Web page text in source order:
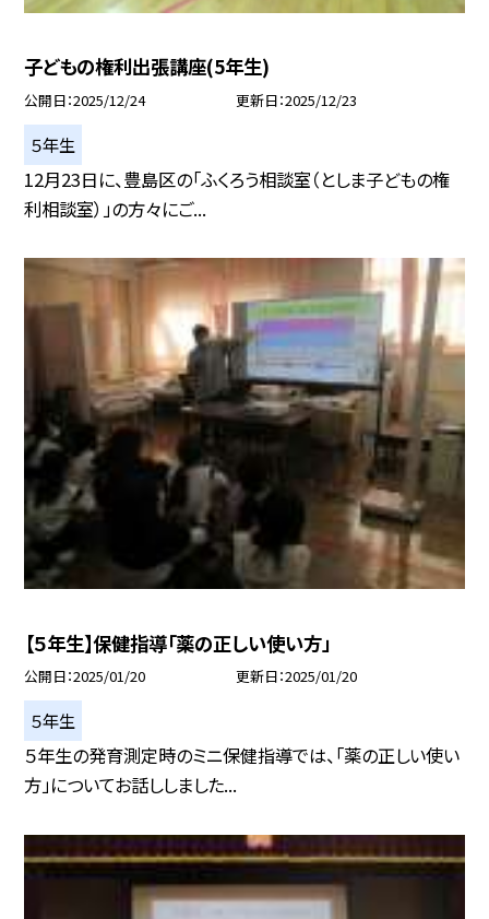
子どもの権利出張講座(5年生)
公開日 2025/12/24 更新日 2025/12/23
５年生
12月23日に、豊島区の「ふくろう相談室（としま子どもの権
利相談室）」の方々にご...
【５年生】保健指導「薬の正しい使い方」
公開日 2025/01/20 更新日 2025/01/20
５年生
５年生の発育測定時のミニ保健指導では、「薬の正しい使い
方」についてお話ししました...